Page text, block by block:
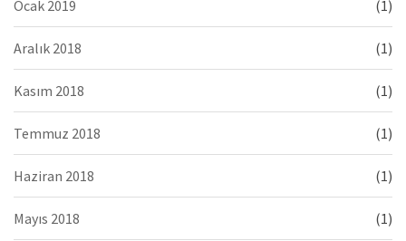
Ocak 2019 (1)
Aralık 2018 (1)
Kasım 2018 (1)
Temmuz 2018 (1)
Haziran 2018 (1)
Mayıs 2018 (1)